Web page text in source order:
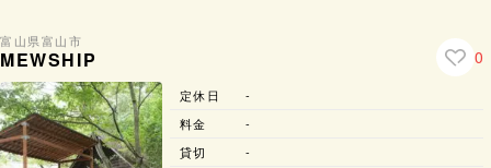
富山県富山市
MEWSHIP 0
定休日
-
料金
-
貸切
-